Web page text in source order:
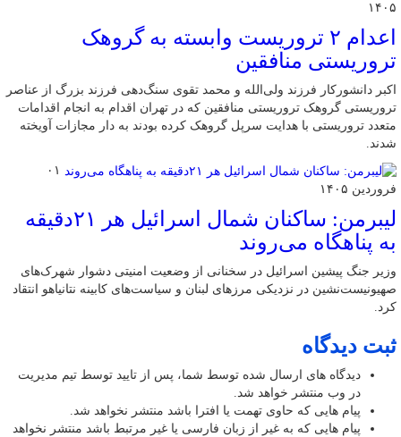
۱۴۰۵
اعدام ۲ تروریست وابسته به گروهک
تروریستی منافقین
اکبر دانشورکار فرزند ولی‌الله و محمد تقوی سنگ‌دهی فرزند بزرگ از عناصر
تروریستی گروهک تروریستی منافقین که در تهران اقدام به انجام اقدامات
متعدد تروریستی با هدایت سرپل گروهک کرده بودند به دار مجازات آویخته
شدند.
۰۱
فروردین ۱۴۰۵
لیبرمن: ساکنان شمال اسرائیل هر ۲۱دقیقه
به پناهگاه می‌روند
وزیر جنگ پیشین اسرائیل در سخنانی از وضعیت امنیتی دشوار شهرک‌های
صهیونیست‌نشین در نزدیکی مرزهای لبنان و سیاست‌های کابینه نتانیاهو انتقاد
کرد.
ثبت دیدگاه
دیدگاه های ارسال شده توسط شما، پس از تایید توسط تیم مدیریت
در وب منتشر خواهد شد.
پیام هایی که حاوی تهمت یا افترا باشد منتشر نخواهد شد.
پیام هایی که به غیر از زبان فارسی یا غیر مرتبط باشد منتشر نخواهد